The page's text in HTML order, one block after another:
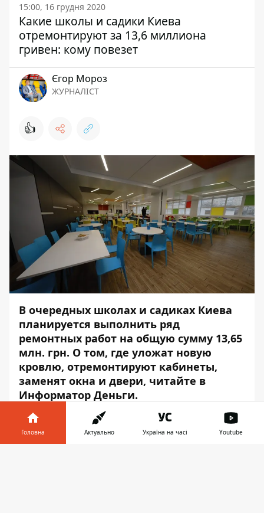
15:00, 16 грудня 2020
Какие школы и садики Киева
отремонтируют за 13,6 миллиона
гривен: кому повезет
Єгор Мороз
ЖУРНАЛІСТ
👍
В очередных школах и садиках Киева
планируется выполнить ряд
ремонтных работ на общую сумму 13,65
млн. грн. О том, где уложат новую
кровлю, отремонтируют кабинеты,
заменят окна и двери, читайте в
Информатор Деньги.
Оболонский район
Школа № 240
Головна Актуально Україна на часі Youtube